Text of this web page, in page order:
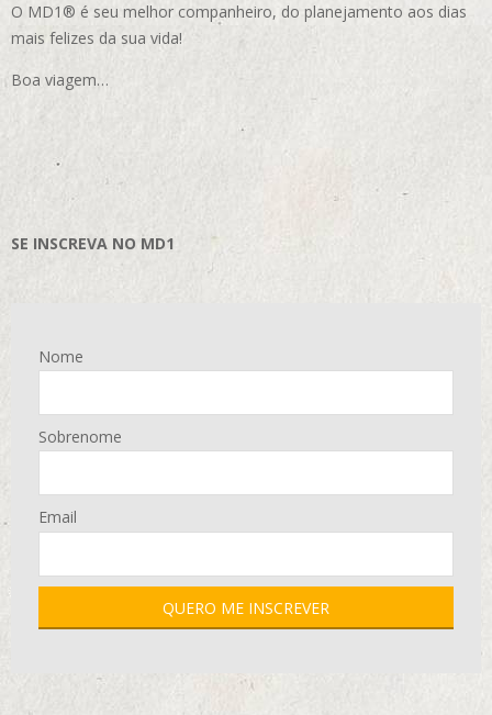
O MD1® é seu melhor companheiro, do planejamento aos dias
mais felizes da sua vida!
Boa viagem…
SE INSCREVA NO MD1
Nome
Sobrenome
Email